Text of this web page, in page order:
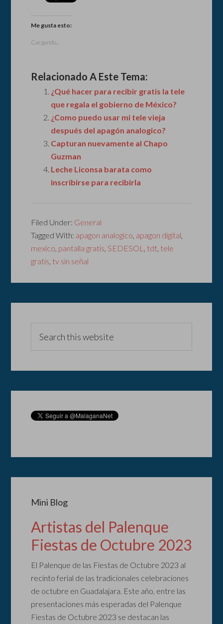
Me gusta esto:
Cargando...
Relacionado A Este Tema:
¿Qué hacer para recibir gratis la tele
que regala el gobierno de México?
¿Como puedo usar mi tele vieja
después del apagón analogico?
Capturan nuevamente al Chapo
Guzman
Leche Liconsa barata como
inscribirse para recibirla
Filed Under: General
Tagged With: apagon analogico apagon digital
mexico pantalla gratis SEDESOL tdt tele
gratis tv sin señal
Mini Blog
Artistas del Palenque
Fiestas de Octubre 2023
El Palenque de las Fiestas de Octubre 2023 al
recinto ferial de las tradicionales celebraciones
de octubre en Guadalajara. Este año, entre las
presentaciones más esperadas del Palenque
Fiestas de Octubre 2023 se destacan las